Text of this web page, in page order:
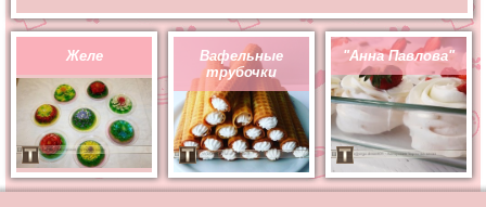
Желе
Вафельные
трубочки
"Анна Павлова"